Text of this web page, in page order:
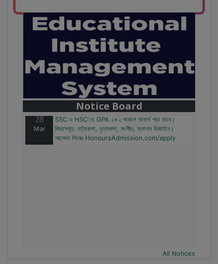
Notice Board
বাজেটের মধ্যে প্রাইভেট ইউনিভার্সিটিতে অনার্স পড়ার সুযোগ।
২০টির অধিক বিষয়, ৪ বছরে মোট খরচ ২ লক্ষ থেকে ৫ লক্ষ টাকা।
আবেদন লিংকঃ HonoursAdmission.com/apply
28
Mar
SSC ও HSC'তে GPA ২+২ থাকলে অনার্স পড়া যাবে।
বিষয়সমূহ: নাট্যকলা, নৃত্যকলা, সংগীত, ফ্যাশন ডিজাইন।
আবেদন লিংকঃ HonoursAdmission.com/apply
All Notices